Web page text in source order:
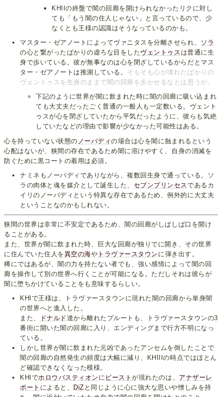
KHIIの終盤で闇の回廊を開けられなかったリクに対し
ても「もう闇の住人じゃない」と言っているので、少
なくとも王様の認識はそうなっているのかも。
マスター・ゼアノートによってヴァニタスを分離させられ、
ソラ
の心と繋がったばかりの虚ろな目をしたヴェントゥス は普通に生
身で歩いている。彼が無事なのは心を閉ざしているからだとマス
ター・ゼアノートは推測している。 そもそも心が壊れたばかりの
ヴェントゥスを生身のままで闇の回廊を歩かせるなとは思うが。
下記のように世界が闇に飲まれた時に闇の回廊に吸い込まれ
ても大丈夫だったごく普通の一般人も一定数いる。ヴェント
ゥスが心を閉ざしていたから平気だったように、彼らも気絶
していたなどの理由で影響が少なかった可能性はある。
心を持っていない状態の ノーバディの場合は心を闇に蝕まれるという
心配はないが、狭間の存在であるため闇に溶けやすく、自身の消滅を
防ぐために黒コートの着用は必須。
ナミネもノーバディでありながら、複数回生身で通っている。ソ
ラの肉体と魂を媒介として誕生した、 セブンプリンセスであるカ
イリのノーバディという特異な存在であるため、例外的に大丈夫
ということなのかもしれない。
狭間の世界は非常に不安定であるため、闇の回廊がしばしば口を開け
ることがある。
また、世界が闇に飲まれた時、巨大な回廊が独りでに開き、その世界
に住んでいた住人を異空の海や トラヴァースタウン に弾き出す。
稀にではあるが、闇の力を持たない者でも、強い感情によって闇の回
廊を操作して別の世界へ行くことが可能になる。ただしそれは彼らが
闇に堕ちかけていることをも意味するらしい。
KHIで王様は、トラヴァースタウンに現れた闇の回廊から単身闇
の世界へと進入した。
また、
ドナルド達から離れたプルートも、トラヴァースタウンの3
番街に開いた闇の回廊に入り、エンディングまで行方不明になっ
ている。
しかし世界が闇に飲まれた元凶であったアンセムを倒したことで
闇の回廊の自然発生の頻度は大幅に減り、KHIIIの時点ではほとん
ど確認できなくなった模様。
KHIでホロウバスティオン に ビーストが現れたのは、 アナザーレ
ポート によると、 DiZ と同じように心に強大な思いや憎しみを持